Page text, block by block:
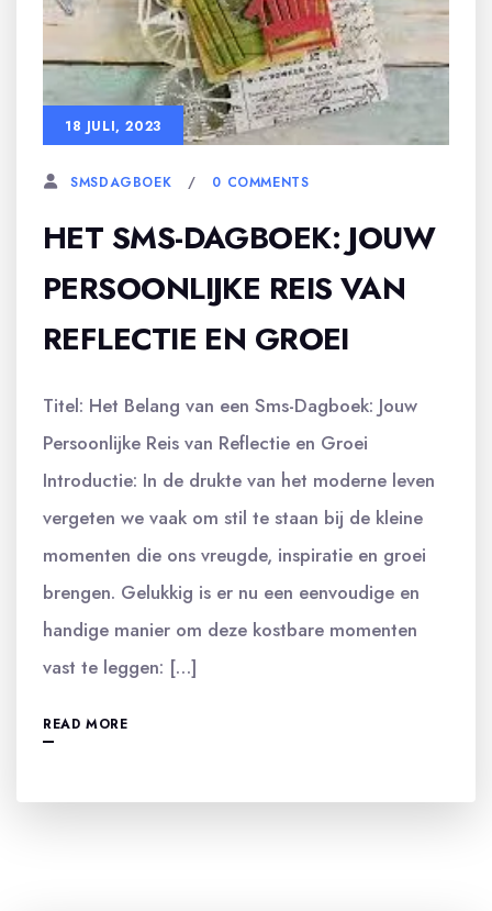
18 JULI, 2023
SMSDAGBOEK 0 COMMENTS
HET SMS-DAGBOEK: JOUW
PERSOONLIJKE REIS VAN
REFLECTIE EN GROEI
Titel: Het Belang van een Sms-Dagboek: Jouw
Persoonlijke Reis van Reflectie en Groei
Introductie: In de drukte van het moderne leven
vergeten we vaak om stil te staan bij de kleine
momenten die ons vreugde, inspiratie en groei
brengen. Gelukkig is er nu een eenvoudige en
handige manier om deze kostbare momenten
vast te leggen: […]
READ MORE